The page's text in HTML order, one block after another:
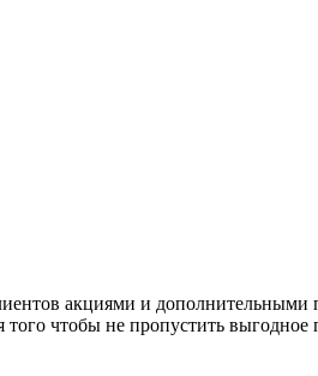
акциями и
того чтобы не пропустить